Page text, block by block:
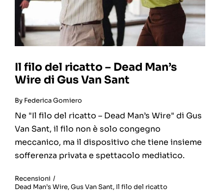
Il filo del ricatto – Dead Man’s
Wire di Gus Van Sant
By Federica Gomiero
Ne "Il filo del ricatto – Dead Man’s Wire" di Gus
Van Sant, il filo non è solo congegno
meccanico, ma il dispositivo che tiene insieme
sofferenza privata e spettacolo mediatico.
Recensioni /
Dead Man’s Wire,Gus Van Sant, Il filo del ricatto